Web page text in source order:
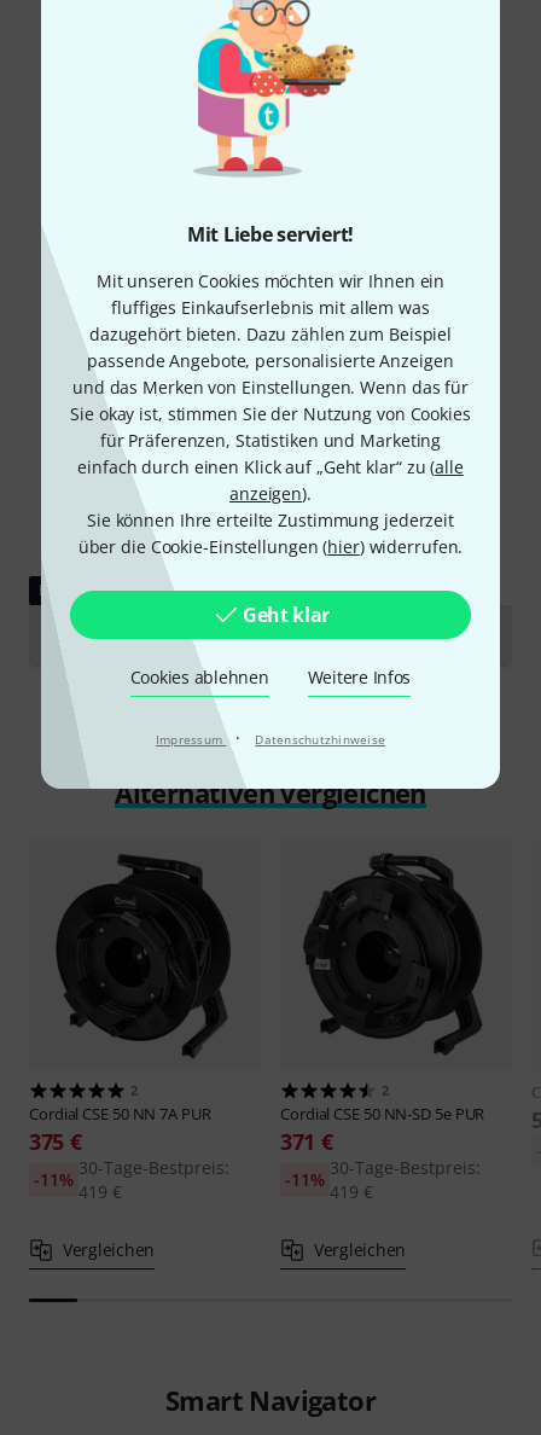
Mit Liebe serviert!
Mit unseren Cookies möchten wir Ihnen ein
fluffiges Einkaufserlebnis mit allem was
dazugehört bieten. Dazu zählen zum Beispiel
passende Angebote, personalisierte Anzeigen
und das Merken von Einstellungen. Wenn das für
Sie okay ist, stimmen Sie der Nutzung von Cookies
für Präferenzen, Statistiken und Marketing
einfach durch einen Klick auf „Geht klar“ zu (alle
anzeigen).
Sie können Ihre erteilte Zustimmung jederzeit
über die Cookie-Einstellungen (hier) widerrufen.
Geht klar
Cookies ablehnen Weitere Infos
Impressum · Datenschutzhinweise
DOWNLOAD
Datenblatt
Alternativen vergleichen
2
Cordial CSE 50 NN 7A PUR
375 €
30-Tage-Bestpreis:
419 €
-11%
Vergleichen
2
Cordial CSE 50 NN-SD 5e PUR
371 €
30-Tage-Bestpreis:
419 €
-11%
Vergleichen
Smart Navigator